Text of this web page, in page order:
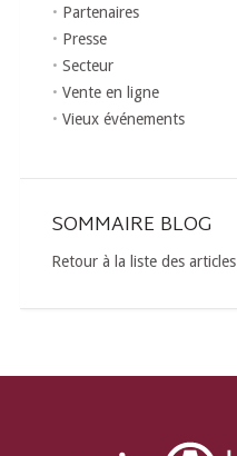
Partenaires
Presse
Secteur
Vente en ligne
Vieux événements
SOMMAIRE BLOG
Retour à la liste des articles